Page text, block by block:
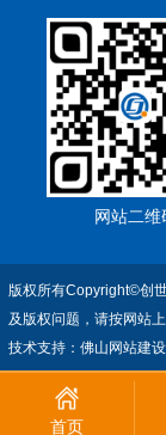
网站二维
版权所有Copyright©创
及版权问题，请按网站
技术支持： 佛山网站建设
首页